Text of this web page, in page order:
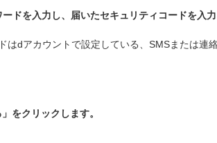
ドを入力し、届いたセキュリティコードを入
はdアカウントで設定している、SMSまたは連
をクリックします。